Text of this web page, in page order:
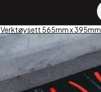
Verktøysett 565mm x 395mm